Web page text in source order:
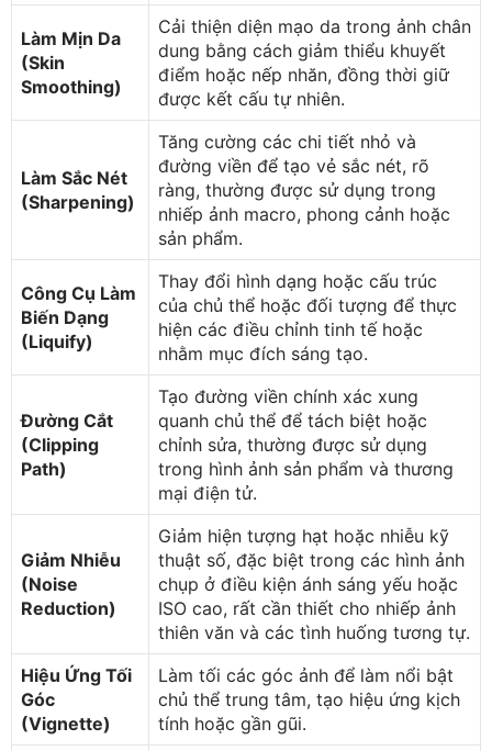
Làm Mịn Da
(Skin
Smoothing)
Cải thiện diện mạo da trong ảnh chân
dung bằng cách giảm thiểu khuyết
điểm hoặc nếp nhăn, đồng thời giữ
được kết cấu tự nhiên.
Làm Sắc Nét
(Sharpening)
Tăng cường các chi tiết nhỏ và
đường viền để tạo vẻ sắc nét, rõ
ràng, thường được sử dụng trong
nhiếp ảnh macro, phong cảnh hoặc
sản phẩm.
Công Cụ Làm
Biến Dạng
(Liquify)
Thay đổi hình dạng hoặc cấu trúc
của chủ thể hoặc đối tượng để thực
hiện các điều chỉnh tinh tế hoặc
nhằm mục đích sáng tạo.
Đường Cắt
(Clipping
Path)
Tạo đường viền chính xác xung
quanh chủ thể để tách biệt hoặc
chỉnh sửa, thường được sử dụng
trong hình ảnh sản phẩm và thương
mại điện tử.
Giảm Nhiễu
(Noise
Reduction)
Giảm hiện tượng hạt hoặc nhiễu kỹ
thuật số, đặc biệt trong các hình ảnh
chụp ở điều kiện ánh sáng yếu hoặc
ISO cao, rất cần thiết cho nhiếp ảnh
thiên văn và các tình huống tương tự.
Hiệu Ứng Tối
Góc
(Vignette)
Làm tối các góc ảnh để làm nổi bật
chủ thể trung tâm, tạo hiệu ứng kịch
tính hoặc gần gũi.